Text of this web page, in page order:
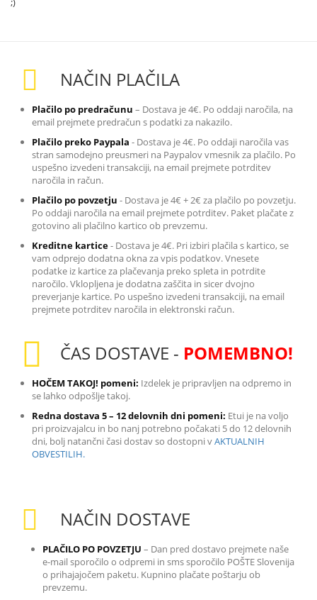
NAČIN PLAČILA
Plačilo po predračunu – Dostava je 4€. Po oddaji naročila, na
email prejmete predračun s podatki za nakazilo.
Plačilo preko Paypala - Dostava je 4€. Po oddaji naročila vas
stran samodejno preusmeri na Paypalov vmesnik za plačilo. Po
uspešno izvedeni transakciji, na email prejmete potrditev
naročila in račun.
Plačilo po povzetju - Dostava je 4€ + 2€ za plačilo po povzetju.
Po oddaji naročila na email prejmete potrditev. Paket plačate z
gotovino ali plačilno kartico ob prevzemu.
Kreditne kartice- Dostava je 4€. Pri izbiri plačila s kartico, se
vam odprejo dodatna okna za vpis podatkov. Vnesete
podatke iz kartice za plačevanja preko spleta in potrdite
naročilo. Vklopljena je dodatna zaščita in sicer dvojno
preverjanje kartice. Po uspešno izvedeni transakciji, na email
prejmete potrditev naročila in elektronski račun.
ČAS DOSTAVE - POMEMBNO!
HOČEM TAKOJ! pomeni: Izdelek je pripravljen na odpremo in
se lahko odpošlje takoj.
Redna dostava 5 – 12 delovnih dni pomeni: Etui je na voljo
pri proizvajalcu in bo nanj potrebno počakati 5 do 12 delovnih
dni, bolj natančni časi dostav so dostopni vAKTUALNIH
OBVESTILIH.
NAČIN DOSTAVE
PLAČILO PO POVZETJU – Dan pred dostavo prejmete naše
e-mail sporočilo o odpremi in sms sporočilo POŠTE Slovenija
o prihajajočem paketu. Kupnino plačate poštarju ob
prevzemu.